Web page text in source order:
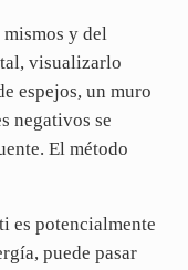
mismos y del
visualizarlo
espejos, un muro
negativos se
El método
es potencialmente
puede pasar